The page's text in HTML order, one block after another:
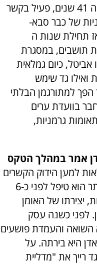
גד רייך, תושב העיר כפר סבא מזה 41 שנים, פעיל בקשר
של כבר סבא-
תחילת שנות ה
משלחת תושבים, במסגרת
כיום גמלאית
ואילו גד שימש
הפך למתורגמן הבלתי
בוועדת ערים
גרמניות,
אמר במהלך הטקס
למען הידוק הקשרים
ופיתוחם מזה שנים רבות. בין היתר הוא טיפל לפני כ-6
יצירתו של האומן
לפני כשנה עסק
והעמדת פושעים
היא בירתה. על
רייך את "מדליית